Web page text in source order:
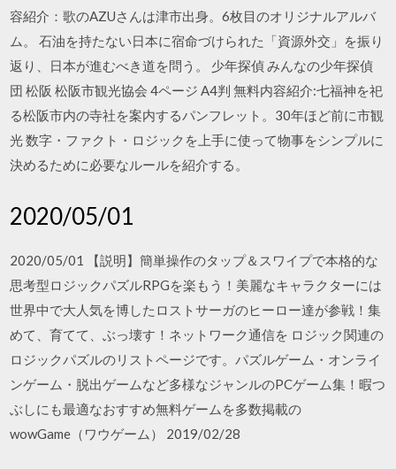
容紹介：歌のAZUさんは津市出身。6枚目のオリジナルアルバ
ム。 石油を持たない日本に宿命づけられた「資源外交」を振り
返り、日本が進むべき道を問う。 少年探偵 みんなの少年探偵
団 松阪 松阪市観光協会 4ページ A4判 無料内容紹介:七福神を祀
る松阪市内の寺社を案内するパンフレット。30年ほど前に市観
光 数字・ファクト・ロジックを上手に使って物事をシンプルに
決めるために必要なルールを紹介する。
2020/05/01
2020/05/01 【説明】簡単操作のタップ＆スワイプで本格的な
思考型ロジックパズルRPGを楽もう！美麗なキャラクターには
世界中で大人気を博したロストサーガのヒーロー達が参戦！集
めて、育てて、ぶっ壊す！ネットワーク通信を ロジック関連の
ロジックパズルのリストページです。パズルゲーム・オンライ
ンゲーム・脱出ゲームなど多様なジャンルのPCゲーム集！暇つ
ぶしにも最適なおすすめ無料ゲームを多数掲載の
wowGame（ワウゲーム） 2019/02/28